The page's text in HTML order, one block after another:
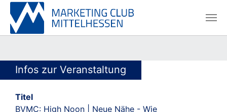
Infos zur Veranstaltung
Titel
BVMC: High Noon | Neue Nähe - Wie